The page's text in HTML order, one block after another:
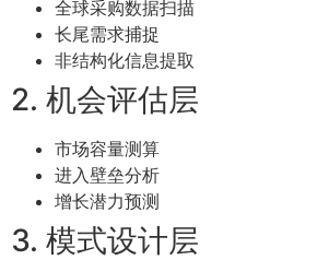
全球采购数据扫描
长尾需求捕捉
非结构化信息提取
2. 机会评估层
市场容量测算
进入壁垒分析
增长潜力预测
3. 模式设计层